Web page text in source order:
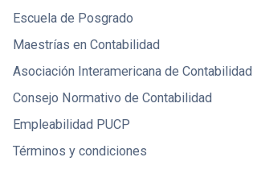
Escuela de Posgrado
Maestrías en Contabilidad
Asociación Interamericana de Contabilidad
Consejo Normativo de Contabilidad
Empleabilidad PUCP
Términos y condiciones